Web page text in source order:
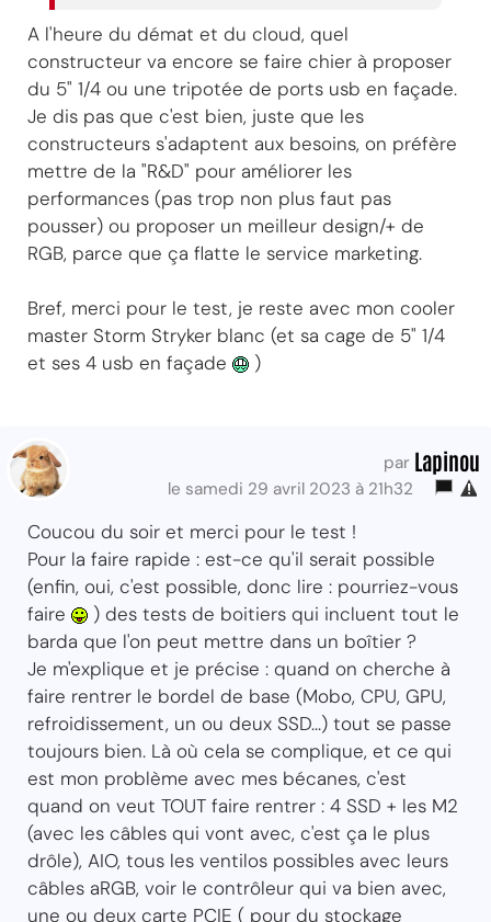
A l'heure du démat et du cloud, quel
constructeur va encore se faire chier à proposer
du 5" 1/4 ou une tripotée de ports usb en façade.
Je dis pas que c'est bien, juste que les
constructeurs s'adaptent aux besoins, on préfère
mettre de la "R&D" pour améliorer les
performances (pas trop non plus faut pas
pousser) ou proposer un meilleur design/+ de
RGB, parce que ça flatte le service marketing.
Bref, merci pour le test, je reste avec mon cooler
master Storm Stryker blanc (et sa cage de 5" 1/4
et ses 4 usb en façade
)
par Lapinou
le samedi 29 avril 2023 à 21h32
Coucou du soir et merci pour le test !
Pour la faire rapide : est-ce qu'il serait possible
(enfin, oui, c'est possible, donc lire : pourriez-vous
faire
) des tests de boitiers qui incluent tout le
barda que l'on peut mettre dans un boîtier ?
Je m'explique et je précise : quand on cherche à
faire rentrer le bordel de base (Mobo, CPU, GPU,
refroidissement, un ou deux SSD...) tout se passe
toujours bien. Là où cela se complique, et ce qui
est mon problème avec mes bécanes, c'est
quand on veut TOUT faire rentrer : 4 SSD + les M2
(avec les câbles qui vont avec, c'est ça le plus
drôle), AIO, tous les ventilos possibles avec leurs
câbles aRGB, voir le contrôleur qui va bien avec,
une ou deux carte PCIE ( pour du stockage